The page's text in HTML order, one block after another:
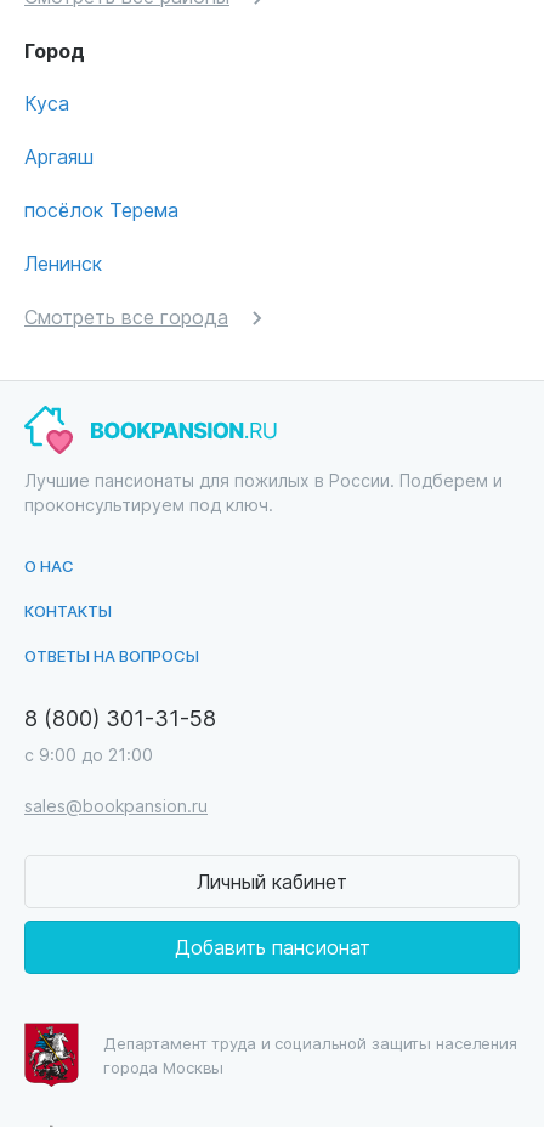
Город
Куса
Аргаяш
посёлок Терема
Ленинск
Смотреть все города
Лучшие пансионаты для пожилых в России. Подберем и
проконсультируем под ключ.
О НАС
КОНТАКТЫ
ОТВЕТЫ НА ВОПРОСЫ
8 (800) 301-31-58
с 9:00 до 21:00
sales@bookpansion.ru
Личный кабинет
Добавить пансионат
Департамент труда и социальной защиты населения
города Москвы